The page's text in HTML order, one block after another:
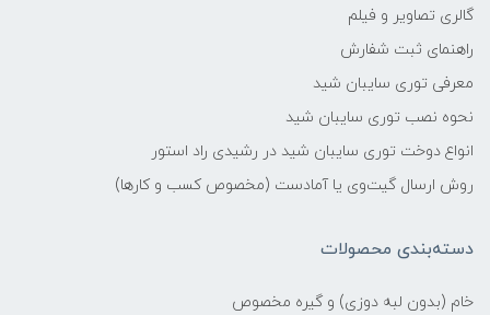
گالری تصاویر و فیلم
راهنمای ثبت شفارش
معرفی توری سایبان شید
نحوه نصب توری سایبان شید
انواع دوخت توری سایبان شید در رشیدی راد استور
روش ارسال گیت‌وی یا آمادست (مخصوص کسب و کارها)
دسته‌بندی محصولات
خام (بدون لبه دوزی) و گیره مخصوص